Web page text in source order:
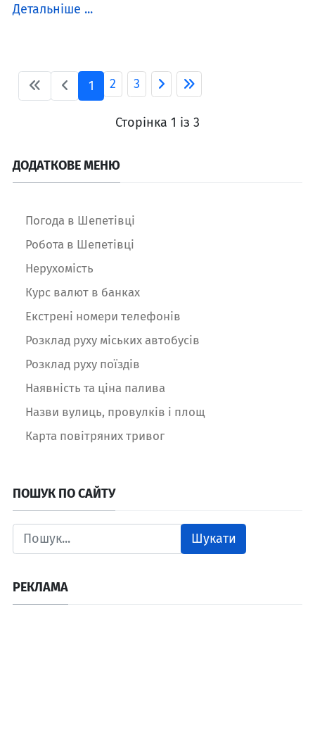
Детальніше ...
1 2 3
Сторінка 1 із 3
ДОДАТКОВЕ МЕНЮ
Погода в Шепетівці
Робота в Шепетівці
Нерухомість
Курс валют в банках
Екстрені номери телефонів
Розклад руху міських автобусів
Розклад руху поїздів
Наявність та ціна палива
Назви вулиць, провулків і площ
Карта повітряних тривог
ПОШУК ПО САЙТУ
Шукати
РЕКЛАМА